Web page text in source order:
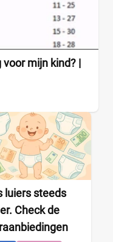
mijn kind? |
luiers steeds
Check de